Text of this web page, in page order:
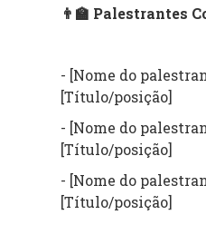
👨‍🏫 Palestrantes
- [Nome do
[Título/posição]
- [Nome do
[Título/posição]
- [Nome do
[Título/posição]